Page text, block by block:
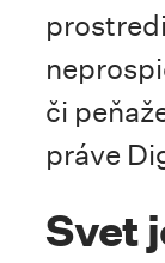
či
práve
Svet